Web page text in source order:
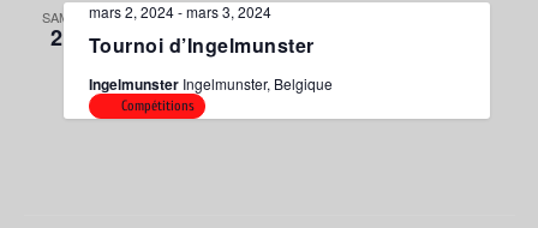
SAM
2 Tournoi d’Ingelmunster
mars 2, 2024-mars 3, 2024
Ingelmunster Ingelmunster, Belgique
Compétitions